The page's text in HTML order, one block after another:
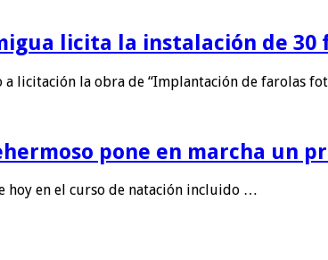
licita la instalación de 30
a licitación la obra de “Implantación de farolas
pone en marcha un
hoy en el curso de natación incluido …